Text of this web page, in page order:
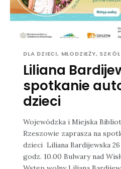
DLA DZIECI, MŁODZIEŻY, SZKÓŁ
Liliana
spotkanie
dzieci
Wojewódzka i Miejska
Rzeszowie zaprasza na
dzieci Liliana Bardijewska 26 sierpnia (środa) 2026 r.,
godz. 10.00 Bulwary nad Wisłokiem (przy scenie)